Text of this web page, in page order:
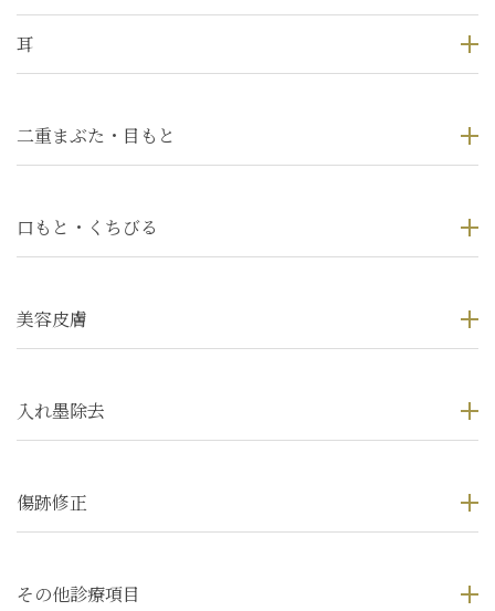
耳
二重まぶた・目もと
口もと・くちびる
美容皮膚
入れ墨除去
傷跡修正
その他診療項目